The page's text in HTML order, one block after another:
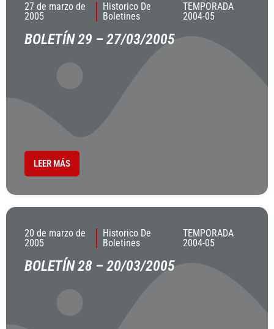
27 de marzo de
2005
Historico De
Boletines
TEMPORADA
2004-05
BOLETÍN 29 – 27/03/2005
LEER MÁS
20 de marzo de
2005
Historico De
Boletines
TEMPORADA
2004-05
BOLETÍN 28 – 20/03/2005